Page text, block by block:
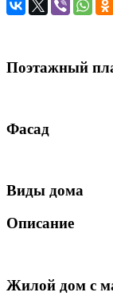
Поэтажный
Фасад
Виды дома
Описание
Жилой дом с